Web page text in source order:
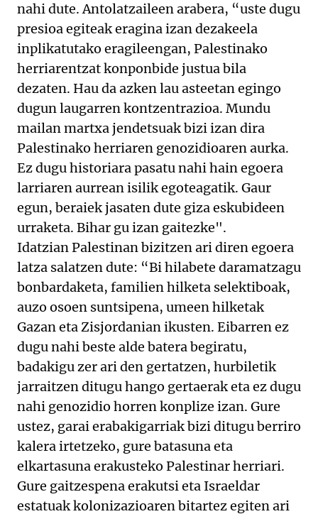
nahi dute. Antolatzaileen arabera, “uste dugu
presioa egiteak eragina izan dezakeela
inplikatutako eragileengan, Palestinako
herriarentzat konponbide justua bila
dezaten. Hau da azken lau asteetan egingo
dugun laugarren kontzentrazioa. Mundu
mailan martxa jendetsuak bizi izan dira
Palestinako herriaren genozidioaren aurka.
Ez dugu historiara pasatu nahi hain egoera
larriaren aurrean isilik egoteagatik. Gaur
egun, beraiek jasaten dute giza eskubideen
urraketa. Bihar gu izan gaitezke".
Idatzian Palestinan bizitzen ari diren egoera
latza salatzen dute: “Bi hilabete daramatzagu
bonbardaketa, familien hilketa selektiboak,
auzo osoen suntsipena, umeen hilketak
Gazan eta Zisjordanian ikusten. Eibarren ez
dugu nahi beste alde batera begiratu,
badakigu zer ari den gertatzen, hurbiletik
jarraitzen ditugu hango gertaerak eta ez dugu
nahi genozidio horren konplize izan. Gure
ustez, garai erabakigarriak bizi ditugu berriro
kalera irtetzeko, gure batasuna eta
elkartasuna erakusteko Palestinar herriari.
Gure gaitzespena erakutsi eta Israeldar
estatuak kolonizazioaren bitartez egiten ari